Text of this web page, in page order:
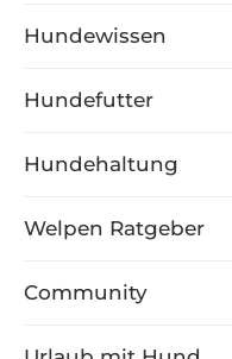
Hundewissen
Hundefutter
Hundehaltung
Welpen Ratgeber
Community